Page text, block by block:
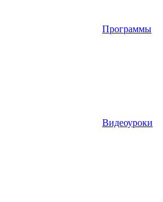
Программы
Видеоуроки